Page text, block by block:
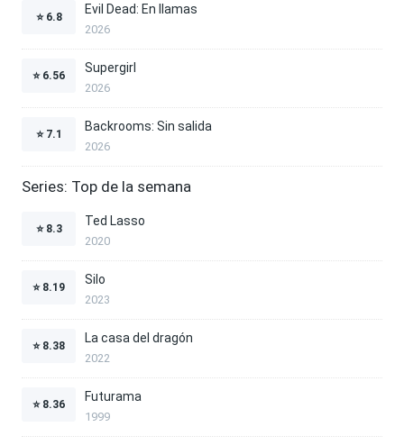
⭐ 6.8
Evil Dead: En llamas
2026
⭐ 6.56
Supergirl
2026
⭐ 7.1
Backrooms: Sin salida
2026
Series: Top de la semana
⭐ 8.3
Ted Lasso
2020
⭐ 8.19
Silo
2023
⭐ 8.38
La casa del dragón
2022
⭐ 8.36
Futurama
1999